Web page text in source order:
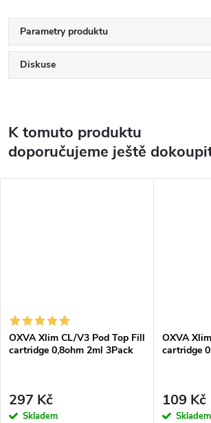
Parametry produktu
Diskuse
K tomuto produktu
doporučujeme ještě
OXVA Xlim CL/V3 Pod Top Fill
cartridge 0,8ohm 2ml 3Pack
297 Kč
Skladem
OXVA
cartridge
109 Kč
Skladem